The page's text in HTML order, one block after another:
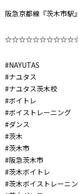
阪急京都線『茨木市駅
#NAYUTAS
#ナユタス
#ナユタス茨木校
#ボイトレ
#ボイストレーニング
#ダンス
#茨木
#茨木市
#阪急茨木市
#茨木ボイトレ
#茨木ボイストレーニ